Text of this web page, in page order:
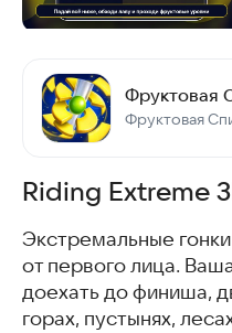
Фруктовая
Riding Extreme
Экстремальные
от первого лица.
доехать до финиша,
горах, пустынях,